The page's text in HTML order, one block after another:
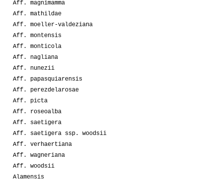
Aff. magnimamma
Aff. mathildae
Aff. moeller-valdeziana
Aff. montensis
Aff. monticola
Aff. nagliana
Aff. nunezii
Aff. papasquiarensis
Aff. perezdelarosae
Aff. picta
Aff. roseoalba
Aff. saetigera
Aff. saetigera ssp. woodsii
Aff. verhaertiana
Aff. wagneriana
Aff. woodsii
Alamensis